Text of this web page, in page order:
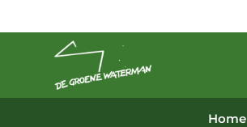
Home